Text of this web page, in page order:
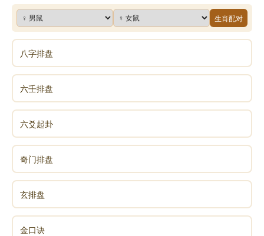
生肖配对
八字排盘
六壬排盘
六爻起卦
奇门排盘
玄排盘
金口诀